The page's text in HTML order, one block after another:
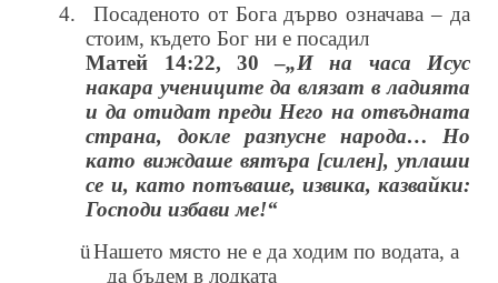
4.
Посаденото от Бога дърво означава – да
стоим, където Бог ни е посадил
Матей 14:22, 30 –„И на часа Исус
накара учениците да влязат в ладията
и да отидат преди Него на отвъдната
страна, докле разпусне народа… Но
като виждаше вятъра [силен], уплаши
се и, като потъваше, извика, казвайки:
Господи избави ме!“
ü Нашето място не е да ходим по водата, а
да бъдем в лодката